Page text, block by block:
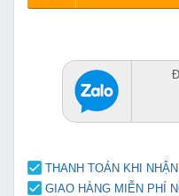
THANH TOÁN KHI
GIAO HÀNG MIỄN PHÍ